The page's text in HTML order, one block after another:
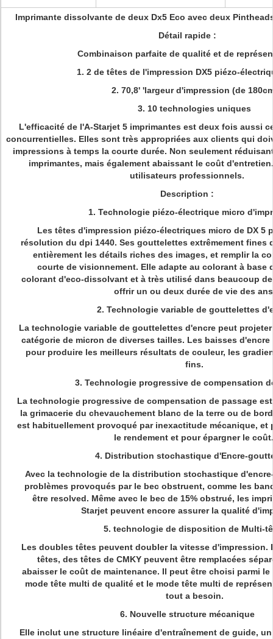
Imprimante dissolvante de deux Dx5 Eco avec deux
Détail rapide :
Combinaison parfaite de qualité et de
1. 2 de têtes de l'impression DX5 piézo-
2. 70,8' 'largeur d'impression (de
3. 10 technologies uniques
L'efficacité de l'A-Starjet 5 imprimantes est deux fois aussi
concurrentielles. Elles sont très appropriées aux clients qui
impressions à temps la courte durée. Non seulement
imprimantes, mais également abaissant le coût
utilisateurs professionnels.
Description :
1. Technologie piézo-électrique micro
Les têtes d'impression piézo-électriques micro de DX 5
résolution du dpi 1440. Ses gouttelettes extrêmement fines
entièrement les détails riches des images, et remplir la
courte de visionnement. Elle adapte au colorant à base
colorant d'eco-dissolvant et à très utilisé dans beaucoup
offrir un ou deux durée de vie des
2. Technologie variable de gouttelettes
La technologie variable de gouttelettes d'encre peut
catégorie de micron de diverses tailles. Les baisses
pour produire les meilleurs résultats de couleur, les
fins.
3. Technologie progressive de compensation
La technologie progressive de compensation de passage
la grimacerie du chevauchement blanc de la terre ou de
est habituellement provoqué par inexactitude mécanique, et
le rendement et pour épargner le coût.
4. Distribution stochastique d'Encre-
Avec la technologie de la distribution stochastique
problèmes provoqués par le bec obstruent, comme les
être resolved. Même avec le bec de 15% obstrué, les
Starjet peuvent encore assurer la qualité
5. technologie de disposition de Multi-
Les doubles têtes peuvent doubler la vitesse d'impression.
têtes, des têtes de CMKY peuvent être remplacées
abaisser le coût de maintenance. Il peut être choisi parmi
mode tête multi de qualité et le mode tête multi de
tout a besoin.
6. Nouvelle structure mécanique
Elle inclut une structure linéaire d'entraînement de guide,